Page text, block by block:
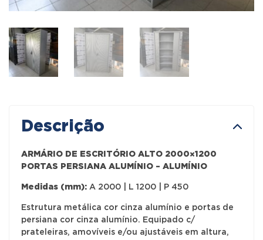
Descrição
ARMÁRIO DE ESCRITÓRIO ALTO 2000×1200
PORTAS PERSIANA ALUMÍNIO – ALUMÍNIO
Medidas (mm): A 2000 | L 1200 | P 450
Estrutura metálica cor cinza alumínio e portas de
persiana cor cinza alumínio. Equipado c/
prateleiras, amovíveis e/ou ajustáveis em altura,